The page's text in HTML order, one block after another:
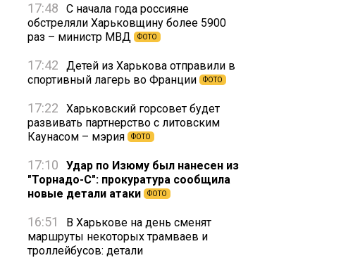
17:48
С начала года россияне
обстреляли Харьковщину более 5900
раз – министр МВД
ФОТО
17:42
Детей из Харькова отправили в
спортивный лагерь во Франции
ФОТО
17:22
Харьковский горсовет будет
развивать партнерство с литовским
Каунасом – мэрия
ФОТО
17:10
Удар по Изюму был нанесен из
"Торнадо-С": прокуратура сообщила
новые детали атаки
ФОТО
16:51
В Харькове на день сменят
маршруты некоторых трамваев и
троллейбусов: детали